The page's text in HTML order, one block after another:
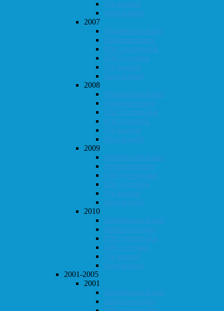
Vår-konrad
Høst-konrad
2007
Klubbmesterskapet
Høstturneringen
KM i hurtigsjakk
KM i lynsjakk
Vår-konrad
Høst-konrad
2008
Klubbmesterskapet
Høstturneringen
KM i hurtigsjakk
KM i lynsjakk
Vår-konrad
Høst-konrad
2009
Klubbmesterskapet
Høstturneringen
KM i hurtigsjakk
KM i lynsjakk
Vår-konrad
Høst-konrad
2010
Klubbmesterskapet
Høstturneringen
KM i hurtigsjakk
KM i lynsjakk
Vår-konrad
Høst-konrad
2001-2005
2001
Klubbmesterskapet
Høstturneringen